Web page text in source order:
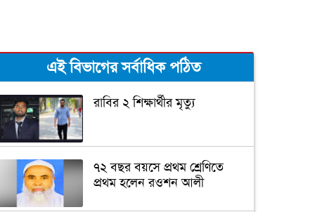
এই বিভাগের সর্বাধিক পঠিত
রাবির ২ শিক্ষার্থীর মৃত্যু
৭২ বছর বয়সে প্রথম শ্রেণিতে
প্রথম হলেন রওশন আলী